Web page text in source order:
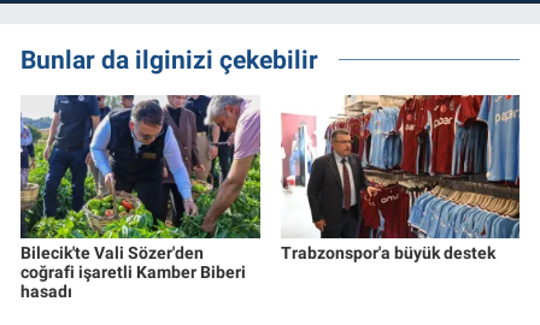
Bunlar da ilginizi çekebilir
Bilecik'te Vali Sözer'den
coğrafi işaretli Kamber Biberi
hasadı
Trabzonspor'a büyük destek